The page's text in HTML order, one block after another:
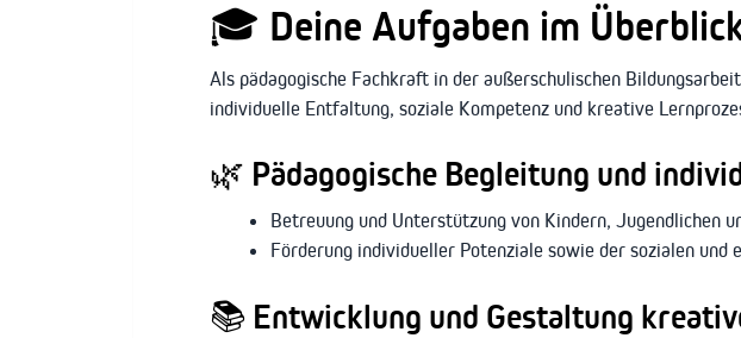
🎓 Deine Aufgaben im
Als pädagogische Fachkraft in der außerschulischen
individuelle Entfaltung, soziale Kompetenz und kreative
🌿 Pädagogische Begleitung und
Betreuung und Unterstützung von Kindern, Jugendlichen
Förderung individueller Potenziale sowie der sozialen und
📚 Entwicklung und Gestaltung